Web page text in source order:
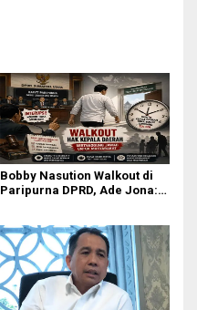
Bobby Nasution Walkout di
Paripurna DPRD, Ade Jona: